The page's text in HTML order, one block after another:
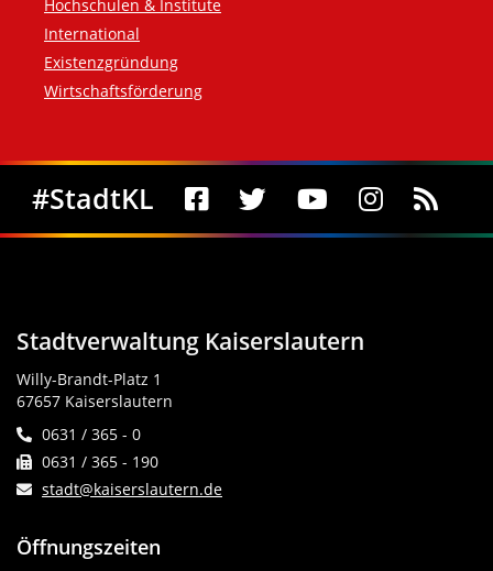
Hochschulen & Institute
International
Existenzgründung
Wirtschaftsförderung
Social Media
#StadtKL
Stadtverwaltung Kaiserslautern
Willy-Brandt-Platz 1
67657 Kaiserslautern
0631 / 365 - 0
0631 / 365 - 190
stadt@kaiserslautern.de
Öffnungszeiten